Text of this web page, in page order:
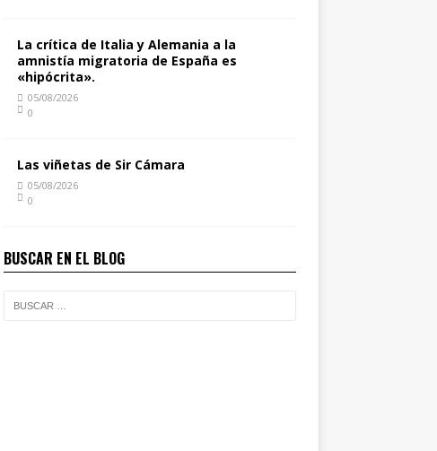
La crítica de Italia y Alemania a la
amnistía migratoria de España es
«hipócrita».
05/08/2026
0
Las viñetas de Sir Cámara
05/08/2026
0
BUSCAR EN EL BLOG